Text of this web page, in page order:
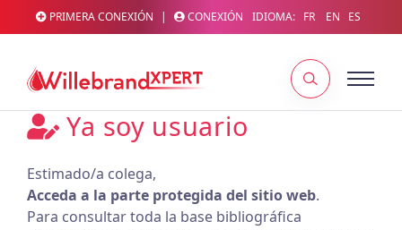
PRIMERA CONEXIÓN | CONEXIÓN IDIOMA: FR EN ES
Ya soy usuario
Estimado/a colega,
Acceda a la parte protegida del sitio web.
Para consultar toda la base bibliográfica